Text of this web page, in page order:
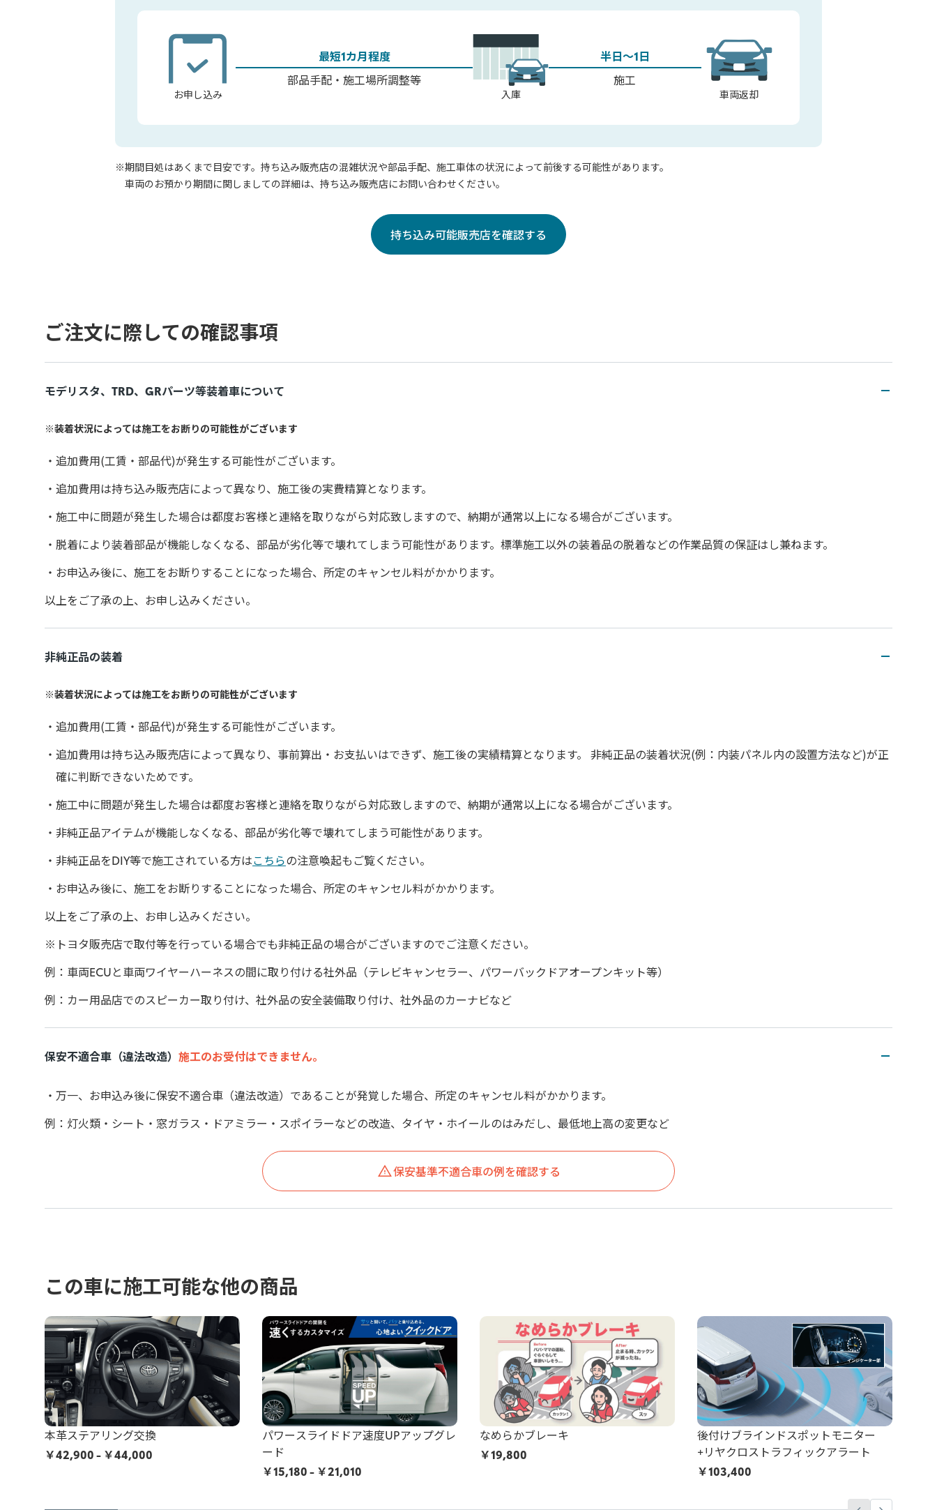
お申し込み
最短1カ月程度
部品手配・施工場所調整等
入庫
半日～1日
施工
車両返却
※期間目処はあくまで目安です。持ち込み販売店の混雑状況や部品手配、施工車体の状況によって前後する可能性があります。
車両のお預かり期間に関しましての詳細は、持ち込み販売店にお問い合わせください。
持ち込み可能販売店を確認する
ご注文に際しての確認事項
モデリスタ、TRD、GRパーツ等装着車について
装着状況によっては施工をお断りの可能性がございます
追加費用(工賃・部品代)が発生する可能性がございます。
追加費用は持ち込み販売店によって異なり、施工後の実費精算となります。
施工中に問題が発生した場合は都度お客様と連絡を取りながら対応致しますので、納期が通常以上になる場合がございます。
脱着により装着部品が機能しなくなる、部品が劣化等で壊れてしまう可能性があります。標準施工以外の装着品の脱着などの作業品質の保証はし兼ねます。
お申込み後に、施工をお断りすることになった場合、所定のキャンセル料がかかります。
以上をご了承の上、お申し込みください。
非純正品の装着
装着状況によっては施工をお断りの可能性がございます
追加費用(工賃・部品代)が発生する可能性がございます。
追加費用は持ち込み販売店によって異なり、事前算出・お支払いはできず、施工後の実績精算となります。 非純正品の装着状況(例：内装パネル内の設置方法など)が正
確に判断できないためです。
施工中に問題が発生した場合は都度お客様と連絡を取りながら対応致しますので、納期が通常以上になる場合がございます。
非純正品アイテムが機能しなくなる、部品が劣化等で壊れてしまう可能性があります。
非純正品をDIY等で施工されている方はこちらの注意喚起もご覧ください。
お申込み後に、施工をお断りすることになった場合、所定のキャンセル料がかかります。
以上をご了承の上、お申し込みください。
※トヨタ販売店で取付等を行っている場合でも非純正品の場合がございますのでご注意ください。
例：車両ECUと車両ワイヤーハーネスの間に取り付ける社外品（テレビキャンセラー、パワーバックドアオープンキット等）
例：カー用品店でのスピーカー取り付け、社外品の安全装備取り付け、社外品のカーナビなど
保安不適合車（違法改造） 施工のお受付はできません。
万一、お申込み後に保安不適合車（違法改造）であることが発覚した場合、所定のキャンセル料がかかります。
例：灯火類・シート・窓ガラス・ドアミラー・スポイラーなどの改造、タイヤ・ホイールのはみだし、最低地上高の変更など
保安基準不適合車の例を確認する
この車に施工可能な他の商品
本革ステアリング交換
￥42,900- ￥44,000
パワースライドドア速度UPアップグレ
ード
￥15,180- ￥21,010
なめらかブレーキ
￥19,800
後付けブラインドスポットモニター
+リヤクロストラフィックアラート
￥103,400